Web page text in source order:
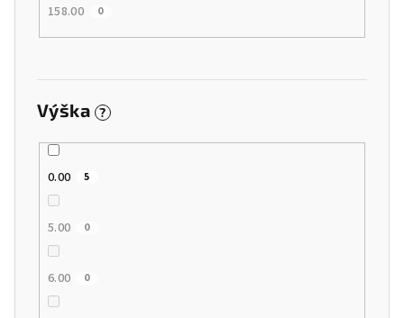
158.00 0
Výška ?
0.00 5
5.00 0
6.00 0